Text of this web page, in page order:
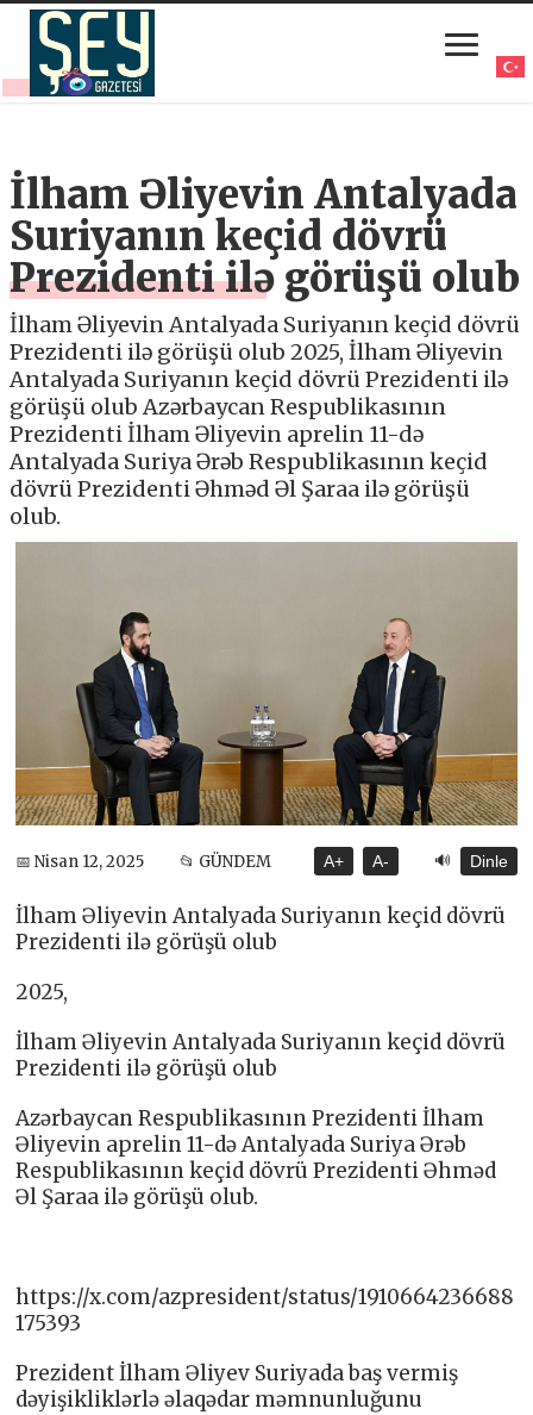
İlham Əliyevin Antalyada
Suriyanın keçid dövrü
Prezidenti ilə görüşü olub
İlham Əliyevin Antalyada Suriyanın keçid dövrü
Prezidenti ilə görüşü olub 2025, İlham Əliyevin
Antalyada Suriyanın keçid dövrü Prezidenti ilə
görüşü olub Azərbaycan Respublikasının
Prezidenti İlham Əliyevin aprelin 11-də
Antalyada Suriya Ərəb Respublikasının keçid
dövrü Prezidenti Əhməd Əl Şaraa ilə görüşü
olub.
📅 Nisan 12, 2025 📂 GÜNDEM A+ A- 🔊 Dinle
İlham Əliyevin Antalyada Suriyanın keçid dövrü
Prezidenti ilə görüşü olub
2025,
İlham Əliyevin Antalyada Suriyanın keçid dövrü
Prezidenti ilə görüşü olub
Azərbaycan Respublikasının Prezidenti İlham
Əliyevin aprelin 11-də Antalyada Suriya Ərəb
Respublikasının keçid dövrü Prezidenti Əhməd
Əl Şaraa ilə görüşü olub.
https://x.com/azpresident/status/1910664236688
175393
Prezident İlham Əliyev Suriyada baş vermiş
dəyişikliklərlə əlaqədar məmnunluğunu